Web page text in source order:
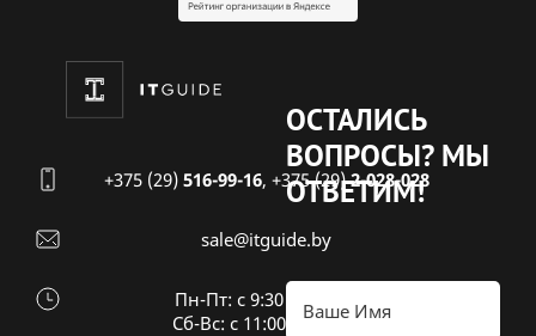
+375 (29) 516-99-16, +375 (29)2-028-028
sale@itguide.by
Пн-Пт: с 9:30 до 18:30
Cб-Вс: с 11:00 до 16:00
ОСТАЛИСЬ
ВОПРОСЫ? МЫ
ОТВЕТИМ!